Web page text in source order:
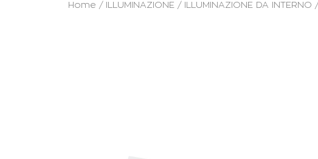
Home / ILLUMINAZIONE / ILLUMINAZIONE DA INTERNO /